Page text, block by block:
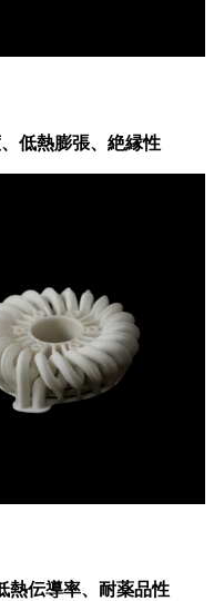
低熱膨張、絶縁性
熱伝導率、耐薬品性